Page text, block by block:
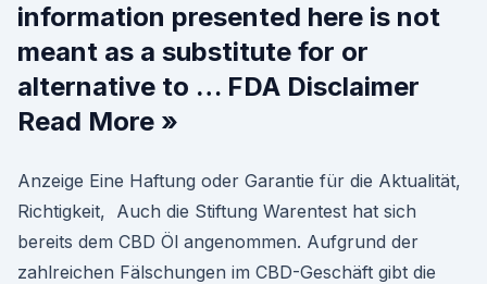
information presented here is not
meant as a substitute for or
alternative to … FDA Disclaimer
Read More »
Anzeige Eine Haftung oder Garantie für die Aktualität,
Richtigkeit, Auch die Stiftung Warentest hat sich
bereits dem CBD Öl angenommen. Aufgrund der
zahlreichen Fälschungen im CBD-Geschäft gibt die